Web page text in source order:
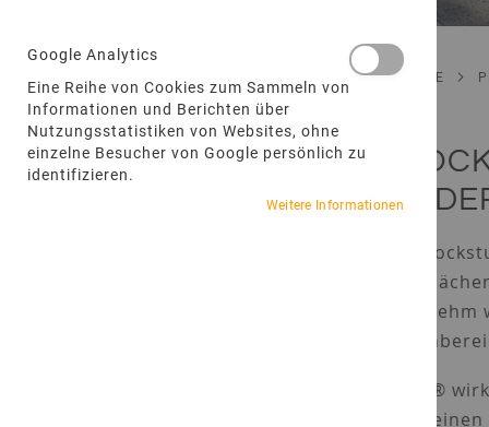
STARTSEITE
Die
LOUV®
Google Analytics
Eine Reihe von Cookies zum Sammeln von
Informationen und Berichten über
Nutzungsstatistiken von Websites, ohne
einzelne Besucher von Google persönlich zu
identifizieren.
Weitere Informationen